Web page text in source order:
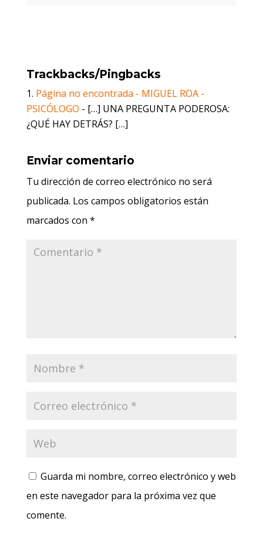
Trackbacks/Pingbacks
Página no encontrada - MIGUEL ROA -
PSICÓLOGO - […] UNA PREGUNTA PODEROSA:
¿QUÉ HAY DETRÁS? […]
Enviar comentario
Tu dirección de correo electrónico no será
publicada. Los campos obligatorios están
marcados con *
Guarda mi nombre, correo electrónico y web
en este navegador para la próxima vez que
comente.